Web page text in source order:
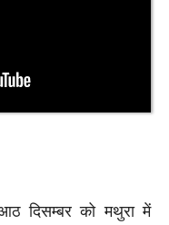
दिसम्बर को मथुरा में